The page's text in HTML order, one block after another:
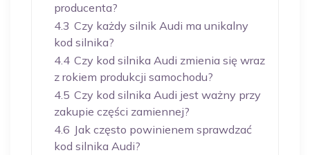
producenta?
4.3 Czy każdy silnik Audi ma unikalny
kod silnika?
4.4 Czy kod silnika Audi zmienia się wraz
z rokiem produkcji samochodu?
4.5 Czy kod silnika Audi jest ważny przy
zakupie części zamiennej?
4.6 Jak często powinienem sprawdzać
kod silnika Audi?